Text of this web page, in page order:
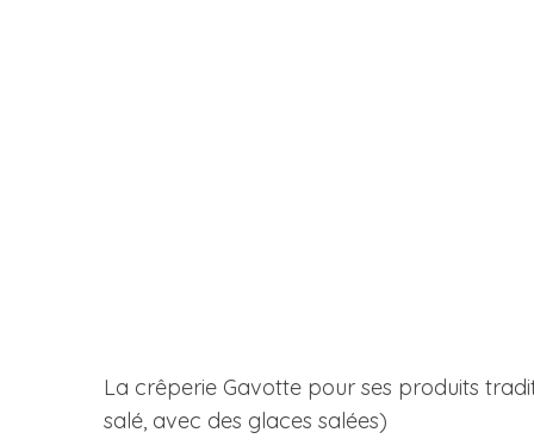
La crêperie Gavotte pour ses produits
salé, avec des glaces salées)